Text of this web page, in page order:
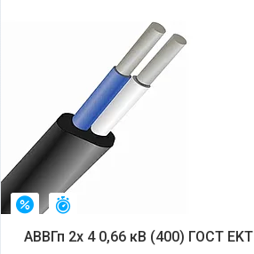
–4%
АВВГп 2х 4 0,66 кВ (400) ГОСТ EKT